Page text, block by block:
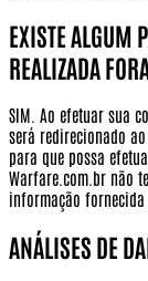
EXISTE ALGUM
REALIZADA
SIM. Ao efetuar sua
será redirecionado
para que possa
Warfare.com.br não
informação
ANÁLISES DE